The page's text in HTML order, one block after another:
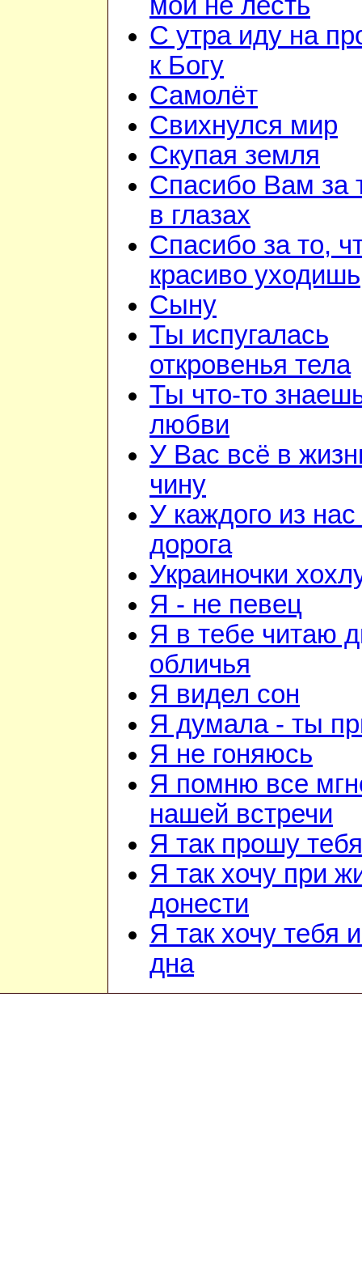
мои не лесть
С утра иду на
к Богу
Самолёт
Свихнулся мир
Скупая земля
Спасибо Вам за
в глазах
Спасибо за то,
красиво уходишь
Сыну
Ты испугалась
откровенья тела
Ты что-то
любви
У Вас всё в
чину
У каждого из
дорога
Украиночки
Я - не певец
Я в тебе читаю
обличья
Я видел сон
Я думала - ты
Я не гоняюсь
Я помню все
нашей встречи
Я так прошу тебя
Я так хочу при
донести
Я так хочу тебя
дна